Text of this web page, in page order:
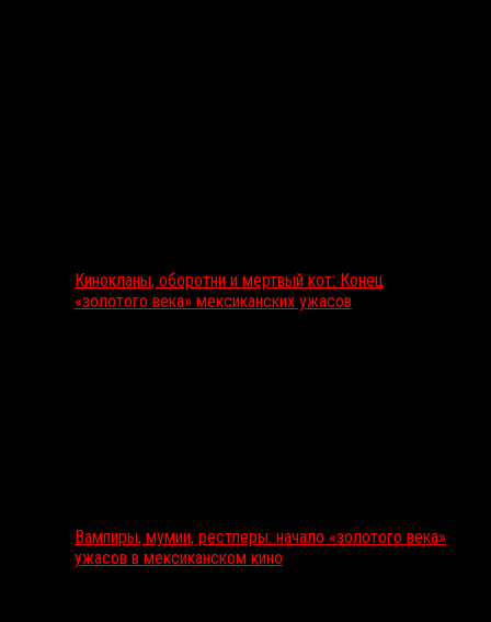
Кинокланы, оборотни и мертвый кот: Конец
«золотого века» мексиканских ужасов
Вампиры, мумии, рестлеры: начало «золотого века»
ужасов в мексиканском кино